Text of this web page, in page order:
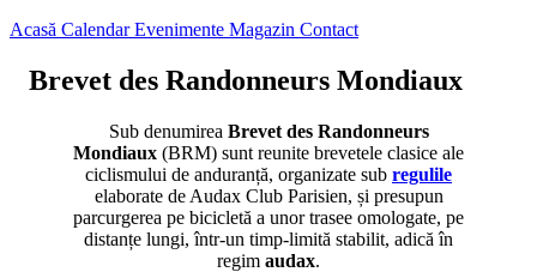
Acasă CalendarEvenimente Magazin Contact
Brevet des Randonneurs Mondiaux
Sub denumirea Brevet des Randonneurs
Mondiaux (BRM) sunt reunite brevetele clasice ale
ciclismului de anduranță, organizate sub regulile
elaborate de Audax Club Parisien, și presupun
parcurgerea pe bicicletă a unor trasee omologate, pe
distanțe lungi, într-un timp-limită stabilit, adică în
regim audax.